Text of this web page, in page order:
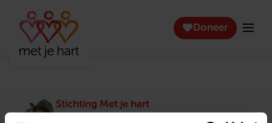
Doneer
Stichting Met je hart
Stichting Met je hart laat ouderen die zich